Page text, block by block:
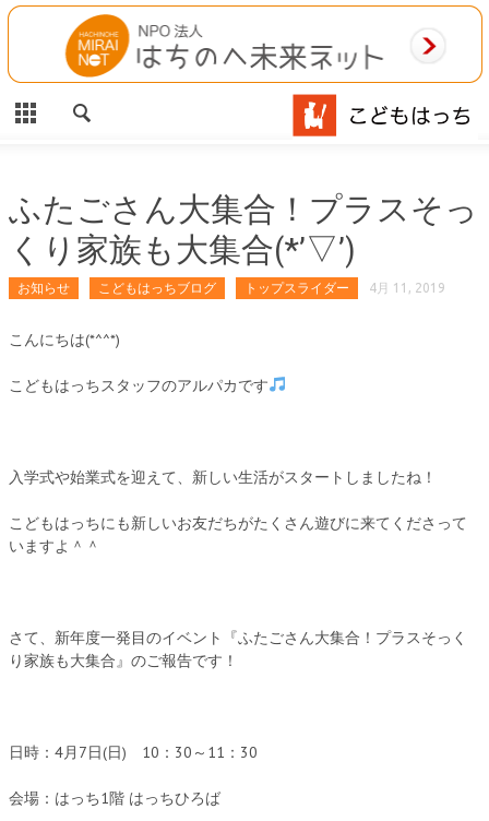
CLOSE
HOME
相談事業
MAP
お問合わせ
ふたごさん大集合！プラスそっ
くり家族も大集合(*’▽’)
お知らせ こどもはっちブログ トップスライダー 4月 11, 2019
こんにちは(*^^*)
こどもはっちスタッフのアルパカです
入学式や始業式を迎えて、新しい生活がスタートしましたね！
こどもはっちにも新しいお友だちがたくさん遊びに来てくださって
いますよ＾＾
さて、新年度一発目のイベント『ふたごさん大集合！プラスそっく
り家族も大集合』のご報告です！
日時：4月7日(日) 10：30～11：30
会場：はっち1階 はっちひろば